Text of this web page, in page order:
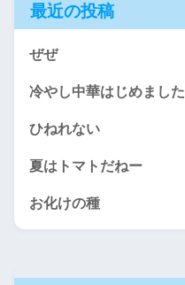
最近の投稿
ぜぜ
冷やし中華はじめました
ひねれない
夏はトマトだねー
お化けの種